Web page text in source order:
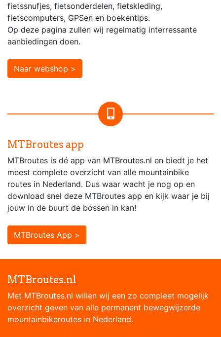
fietssnufjes, fietsonderdelen, fietskleding,
fietscomputers, GPSen en boekentips.
Op deze pagina zullen wij regelmatig interressante
aanbiedingen doen.
Naar webshop >
MTBroutes app
MTBroutes is dé app van MTBroutes.nl en biedt je het
meest complete overzicht van alle mountainbike
routes in Nederland. Dus waar wacht je nog op en
download snel deze MTBroutes app en kijk waar je bij
jouw in de buurt de bossen in kan!
MTBroutes App >
MTBroutes.nl
Met MTBroutes.nl willen wij een zo compleet mogelijk
overzicht geven van alle permanent bewegwijzerde
mountainbikeroutes in Nederland.